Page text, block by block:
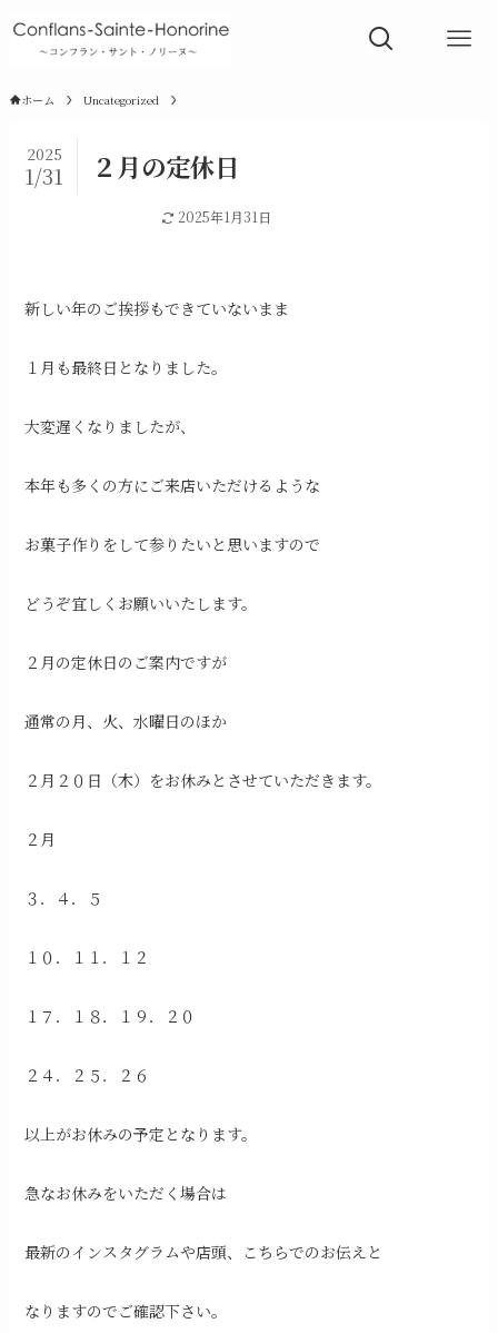
ホーム Uncategorized
２月の定休日
2025
1/31
2025年1月31日
新しい年のご挨拶もできていないまま
１月も最終日となりました。
大変遅くなりましたが、
本年も多くの方にご来店いただけるような
お菓子作りをして参りたいと思いますので
どうぞ宜しくお願いいたします。
２月の定休日のご案内ですが
通常の月、火、水曜日のほか
２月２０日（木）をお休みとさせていただきます。
２月
３．４．５
１０．１１．１２
１７．１８．１９．２０
２４．２５．２６
以上がお休みの予定となります。
急なお休みをいただく場合は
最新のインスタグラムや店頭、こちらでのお伝えと
なりますのでご確認下さい。